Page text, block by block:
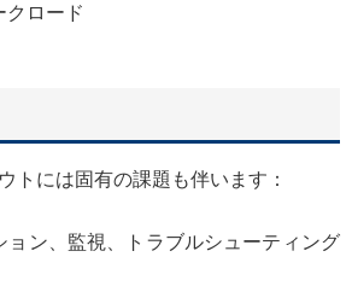
クロード
トには固有の課題も伴います：
ョン、監視、トラブルシューティング